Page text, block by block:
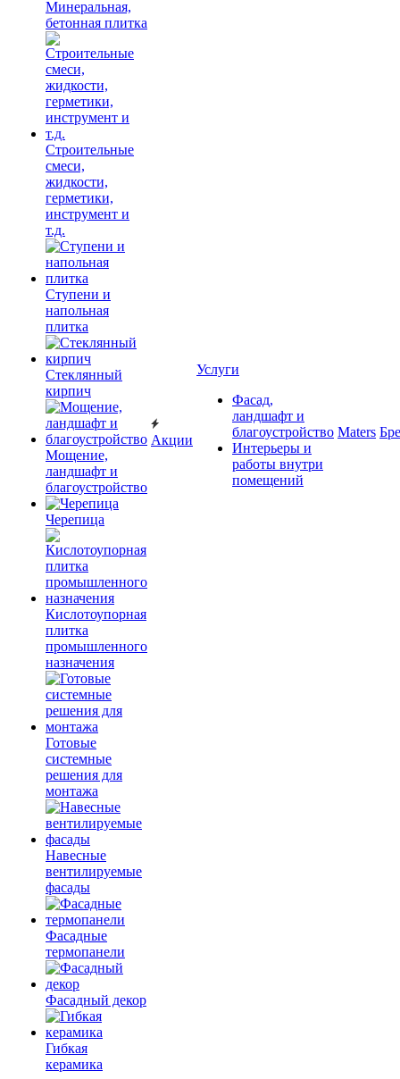
Минеральная,
бетонная плитка
Строительные
смеси,
жидкости,
герметики,
инструмент и
т.д.
Ступени и
напольная
плитка
Cтеклянный
кирпич
Мощение,
ландшафт и
благоустройство
Черепица
Кислотоупорная
плитка
промышленного
назначения
Готовые
системные
решения для
монтажа
Навесные
вентилируемые
фасады
Фасадные
термопанели
Фасадный декор
Гибкая
керамика
Акции
Услуги
Фасад,
ландшафт и
благоустройство
Интерьеры и
работы внутри
помещений
Maters